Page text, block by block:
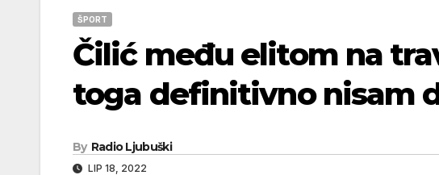
ŠPORT
Čilić među elitom na
toga definitivno nisam
By Radio Ljubuški
LIP 18, 2022